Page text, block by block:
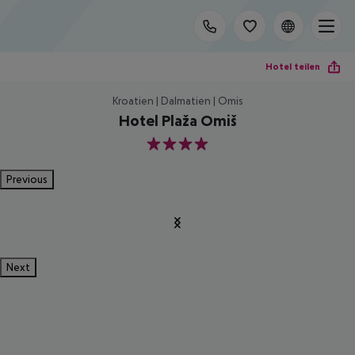
Hotel teilen
Kroatien | Dalmatien | Omis
Hotel Plaža Omiš
4
Previous
Next